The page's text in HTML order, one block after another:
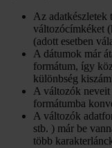
Az adatkészletek
változócímkéket
(adott esetben
A dátumok már
formátum, így
különbség
A változók
formátumba
A változók
stb. ) már be
több